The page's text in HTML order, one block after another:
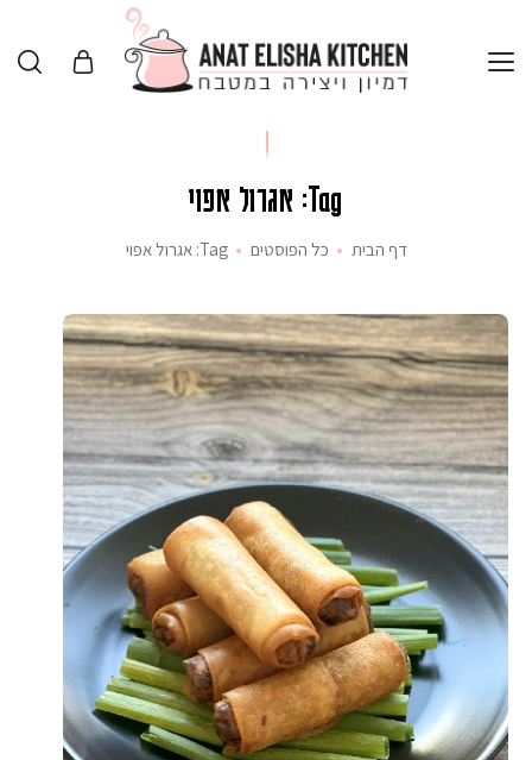
Tag: אגרול אפוי
דף הבית כל הפוסטים Tag: אגרול אפוי